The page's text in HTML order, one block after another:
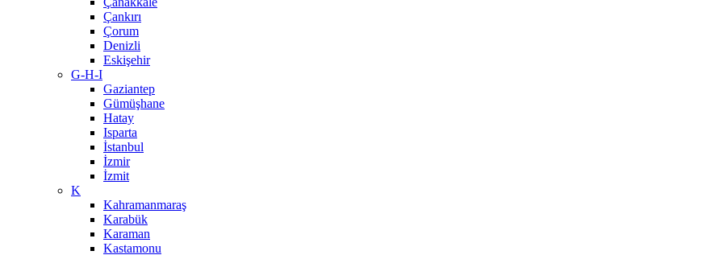
Çankırı
Çorum
Denizli
Eskişehir
G-H-I
Gaziantep
Gümüşhane
Hatay
Isparta
İstanbul
İzmir
İzmit
K
Kahramanmaraş
Karabük
Karaman
Kastamonu